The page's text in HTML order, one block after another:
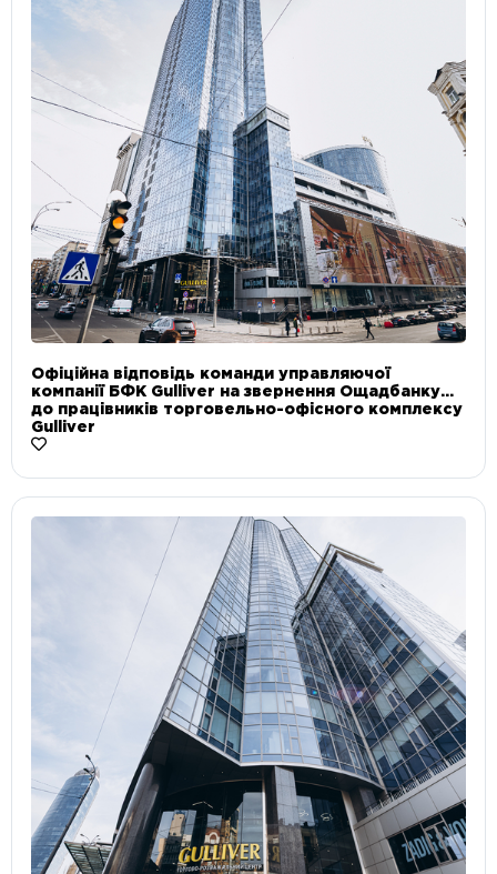
Офіційна відповідь команди управляючої
компанії БФК Gulliver на звернення Ощадбанку
до працівників торговельно-офісного комплексу
Gulliver